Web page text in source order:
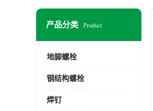
产品分类 Product
地脚螺栓
钢结构螺栓
焊钉